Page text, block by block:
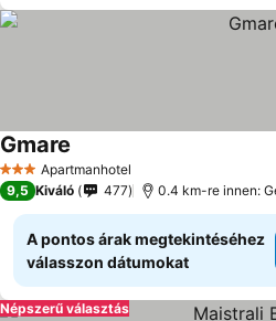
3 KategóriaApartmanhotel
Gmare
9,5 Kiváló 477 0.4 km-re innen:
A pontos árak megtekintéséhez
válasszon dátumokat
Népszerű választás